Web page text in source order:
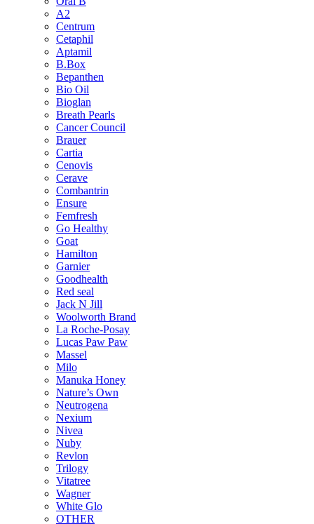
A2
Centrum
Cetaphil
Aptamil
B.Box
Bepanthen
Bio Oil
Bioglan
Breath Pearls
Cancer Council
Brauer
Cartia
Cenovis
Cerave
Combantrin
Ensure
Femfresh
Go Healthy
Goat
Hamilton
Garnier
Goodhealth
Red seal
Jack N Jill
Woolworth Brand
La Roche-Posay
Lucas Paw Paw
Massel
Milo
Manuka Honey
Nature’s Own
Neutrogena
Nexium
Nivea
Nuby
Revlon
Trilogy
Vitatree
Wagner
White Glo
OTHER